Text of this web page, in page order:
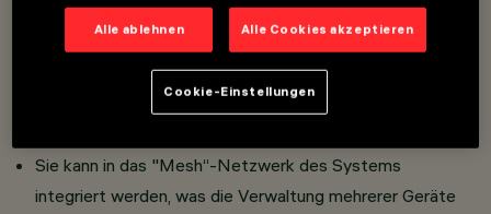
Das Gerät kann über die Casambi App gesteuert werden,
die die Funktionen Ein/Aus, Dimmen und Szenenabruf
Google Play Store
Sie kann in das "Mesh“-Netzwerk des Systems
integriert werden, was die Verwaltung mehrerer Geräte
Alle ablehnen Alle Cookies akzeptieren
Cookie-Einstellungen